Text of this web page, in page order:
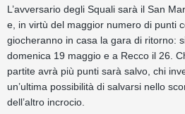
L’avversario degli Squali sarà il San
e, in virtù del maggior numero di punti
giocheranno in casa la gara di ritorno:
domenica 19 maggio e a Recco il 26.
partite avrà più punti sarà salvo, chi
un’ultima possibilità di salvarsi nello
dell’altro incrocio.